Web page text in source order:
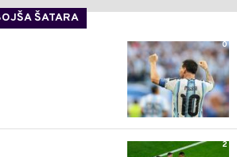
ŠATARA
0
2